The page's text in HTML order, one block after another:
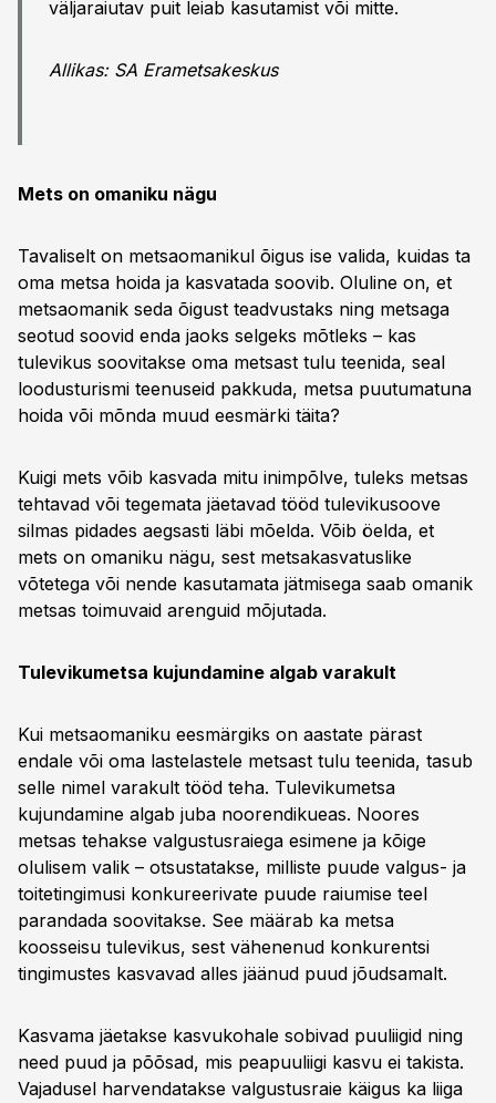
väljaraiutav puit leiab kasutamist või mitte.
Allikas: SA Erametsakeskus
Mets on omaniku nägu
Tavaliselt on metsaomanikul õigus ise valida, kuidas ta
oma metsa hoida ja kasvatada soovib. Oluline on, et
metsaomanik seda õigust teadvustaks ning metsaga
seotud soovid enda jaoks selgeks mõtleks – kas
tulevikus soovitakse oma metsast tulu teenida, seal
loodusturismi teenuseid pakkuda, metsa puutumatuna
hoida või mõnda muud eesmärki täita?
Kuigi mets võib kasvada mitu inimpõlve, tuleks metsas
tehtavad või tegemata jäetavad tööd tulevikusoove
silmas pidades aegsasti läbi mõelda. Võib öelda, et
mets on omaniku nägu, sest metsakasvatuslike
võtetega või nende kasutamata jätmisega saab omanik
metsas toimuvaid arenguid mõjutada.
Tulevikumetsa kujundamine algab varakult
Kui metsaomaniku eesmärgiks on aastate pärast
endale või oma lastelastele metsast tulu teenida, tasub
selle nimel varakult tööd teha. Tulevikumetsa
kujundamine algab juba noorendikueas. Noores
metsas tehakse valgustusraiega esimene ja kõige
olulisem valik – otsustatakse, milliste puude valgus- ja
toitetingimusi konkureerivate puude raiumise teel
parandada soovitakse. See määrab ka metsa
koosseisu tulevikus, sest vähenenud konkurentsi
tingimustes kasvavad alles jäänud puud jõudsamalt.
Kasvama jäetakse kasvukohale sobivad puuliigid ning
need puud ja põõsad, mis peapuuliigi kasvu ei takista.
Vajadusel harvendatakse valgustusraie käigus ka liiga